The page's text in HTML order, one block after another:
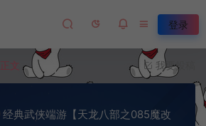
登录
正文 我要投稿
经典武侠端游【天龙八部之085魔改